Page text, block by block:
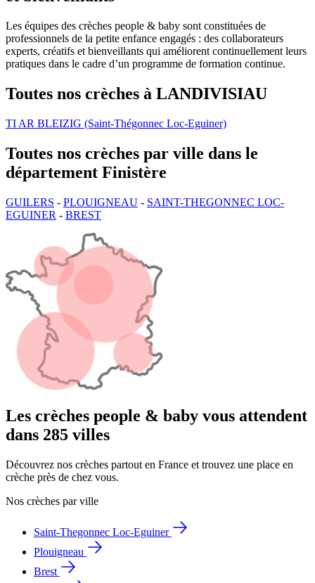
Les équipes des crèches people & baby sont constituées de
professionnels de la petite enfance engagés : des collaborateurs
experts, créatifs et bienveillants qui améliorent continuellement leurs
pratiques dans le cadre d’un programme de formation continue.
Toutes nos crèches à LANDIVISIAU
TI AR BLEIZIG (Saint-Thégonnec Loc-Eguiner)
Toutes nos crèches par ville dans le
département Finistère
GUILERS - PLOUIGNEAU - SAINT-THEGONNEC LOC-
EGUINER - BREST
Les crèches people & baby vous attendent
dans 285 villes
Découvrez nos crèches partout en France et trouvez une place en
crèche près de chez vous.
Nos crèches par ville
Saint-Thegonnec Loc-Eguiner
Plouigneau
Brest